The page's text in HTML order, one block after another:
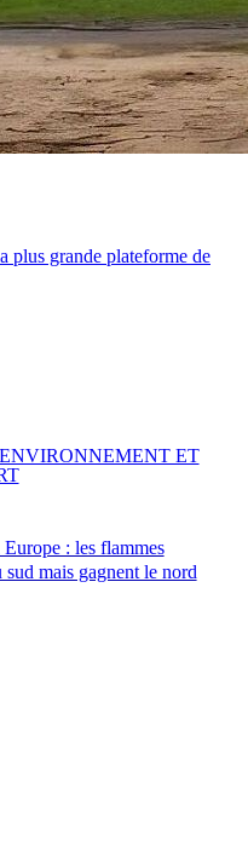
plus grande plateforme de
: les flammes
sud mais gagnent le nord
ET